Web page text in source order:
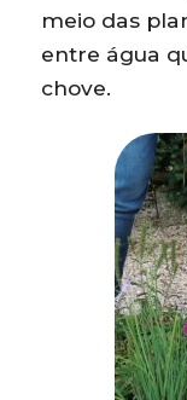
meio das
entre água
chove.